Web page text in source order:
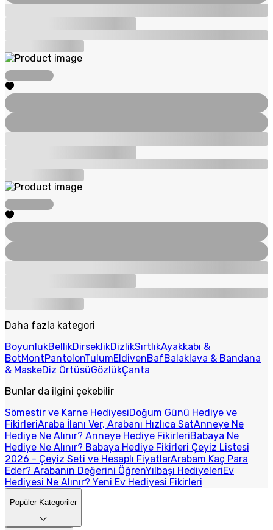
Daha fazla kategori
BoyunlukBellikDirseklikDizlikSırtlıkAyakkabı &
BotMontPantolonTulumEldivenBafBalaklava & Bandana
& MaskeDiz ÖrtüsüGözlükÇanta
Bunlar da ilgini çekebilir
Sömestir ve Karne HediyesiDoğum Günü Hediye ve
FikirleriAraba İlanı Ver, Arabanı Hızlıca SatAnneye Ne
Hediye Ne Alınır? Anneye Hediye FikirleriBabaya Ne
Hediye Ne Alınır? Babaya Hediye Fikirleri Çeyiz Listesi
2026 - Çeyiz Seti ve Hesaplı FiyatlarArabam Kaç Para
Eder? Arabanın Değerini ÖğrenYılbaşı HediyeleriEv
Hediyesi Ne Alınır? Yeni Ev Hediyesi Fikirleri
Popüler Kategoriler